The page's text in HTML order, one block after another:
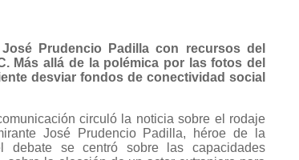
Prudencio Padilla con recursos del
Más allá de la polémica por las fotos del
desviar fondos de conectividad social
circuló la noticia sobre el rodaje
José Prudencio Padilla, héroe de la
debate se centró sobre las capacidades